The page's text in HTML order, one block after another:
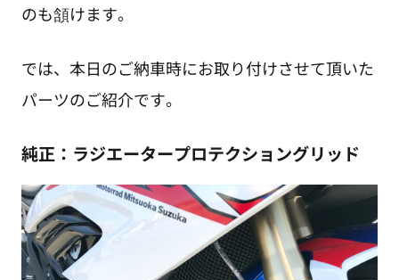
のも頷けます。
では、本日のご納車時にお取り付けさせて頂いた
パーツのご紹介です。
純正：ラジエータープロテクショングリッド